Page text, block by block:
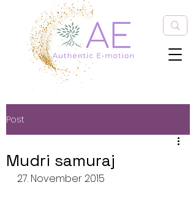
Post
Mudri samuraj
27. November 2015